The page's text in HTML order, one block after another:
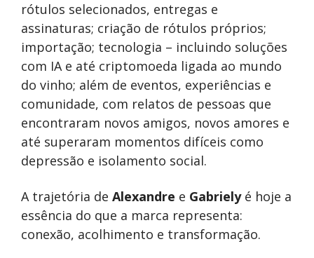
rótulos selecionados, entregas e
assinaturas; criação de rótulos próprios;
importação; tecnologia – incluindo soluções
com IA e até criptomoeda ligada ao mundo
do vinho; além de eventos, experiências e
comunidade, com relatos de pessoas que
encontraram novos amigos, novos amores e
até superaram momentos difíceis como
depressão e isolamento social.
A trajetória de Alexandre e Gabrielyé hoje a
essência do que a marca representa:
conexão, acolhimento e transformação.